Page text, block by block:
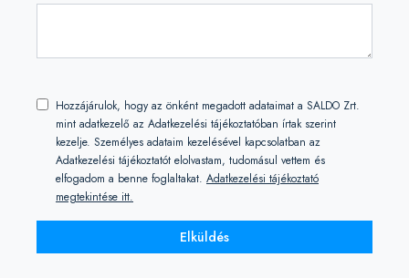
Hozzájárulok, hogy az önként megadott adataimat a SALDO Zrt.
mint adatkezelő az Adatkezelési tájékoztatóban írtak szerint
kezelje. Személyes adataim kezelésével kapcsolatban az
Adatkezelési tájékoztatót elolvastam, tudomásul vettem és
elfogadom a benne foglaltakat. Adatkezelési tájékoztató
megtekintése itt.
Elküldés